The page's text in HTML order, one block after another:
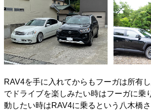
RAV4を手に入れてからもフーガは所有
でドライブを楽しみたい時はフーガに乗
動したい時はRAV4に乗るという八木橋